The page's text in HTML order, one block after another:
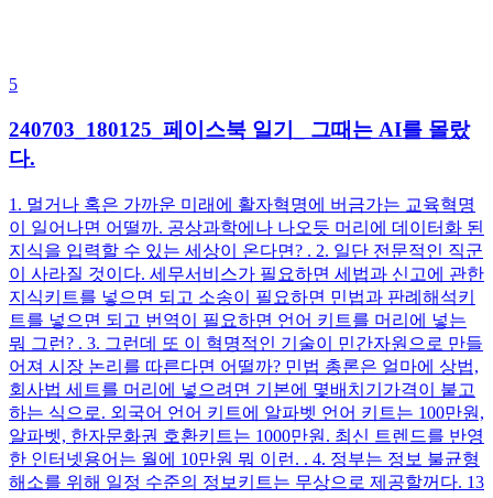
5
240703_180125_페이스북 일기_ 그때는 AI를 몰랐
다.
1. 멀거나 혹은 가까운 미래에 활자혁명에 버금가는 교육혁명
이 일어나면 어떨까. 공상과학에나 나오듯 머리에 데이터화 된
지식을 입력할 수 있는 세상이 온다면? . 2. 일단 전문적인 직군
이 사라질 것이다. 세무서비스가 필요하면 세법과 신고에 관한
지식키트를 넣으면 되고 소송이 필요하면 민법과 판례해석키
트를 넣으면 되고 번역이 필요하면 언어 키트를 머리에 넣는
뭐 그런? . 3. 그런데 또 이 혁명적인 기술이 민간자원으로 만들
어져 시장 논리를 따른다면 어떨까? 민법 총론은 얼마에 상법,
회사법 세트를 머리에 넣으려면 기본에 몇배치기가격이 붙고
하는 식으로. 외국어 언어 키트에 알파벳 언어 키트는 100만원,
알파벳, 한자문화권 호환키트는 1000만원. 최신 트렌드를 반영
한 인터넷용어는 월에 10만원 뭐 이런. . 4. 정부는 정보 불균형
해소를 위해 일정 수준의 정보키트는 무상으로 제공할꺼다. 13